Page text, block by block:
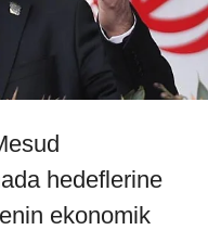
hedeflerine
ekonomik